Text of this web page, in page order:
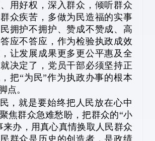
用好权，深入群众，倾听群众
众疾苦，多做为民造福的实事
拥护不拥护、赞成不赞成、高
应不答应，作为检验执政成效
让发展成果更多更公平惠及全
决定了，党员干部必须坚持正
把“为民”作为执政办事的根本
点。
，就是要始终把人民放在心中
焦群众急难愁盼，把群众的“小
来办，用真心真情换取人民群众
群众是历史的创造者，是政绩